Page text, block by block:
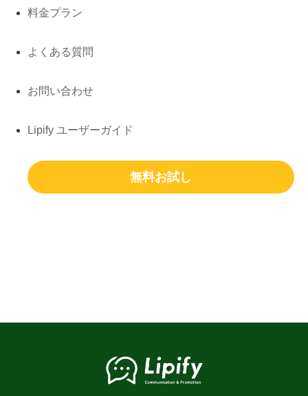
料金プラン
よくある質問
お問い合わせ
Lipify ユーザーガイド
無料お試し